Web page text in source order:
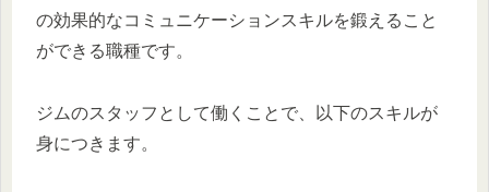
の効果的なコミュニケーションスキルを鍛えること
ができる職種です。
ジムのスタッフとして働くことで、以下のスキルが
身につきます。